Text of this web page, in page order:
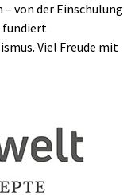
von der Einschulung
fundiert
Viel Freude mit